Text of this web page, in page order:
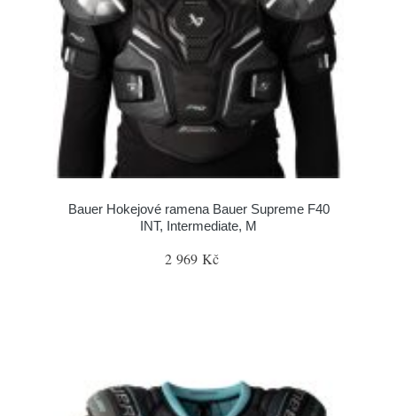
Bauer Hokejové ramena Bauer Supreme F40
INT, Intermediate, M
2 969 Kč